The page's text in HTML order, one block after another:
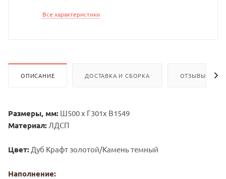
Все характеристики
ОПИСАНИЕ ДОСТАВКА И СБОРКА ОТЗЫВЫ
Размеры, мм: Ш500 х Г301х В1549
Материал: ЛДСП
Цвет: Дуб Крафт золотой/Камень темный
Наполнение: